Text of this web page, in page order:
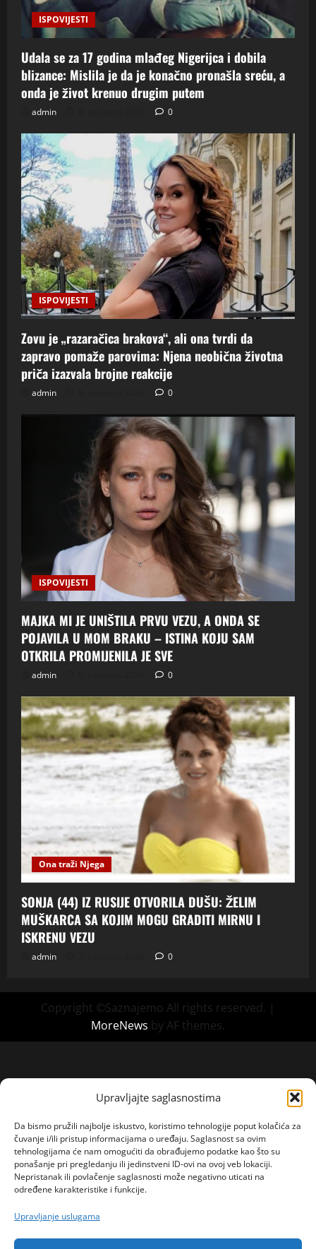
Upravljajte saglasnostima
Da bismo pružili najbolje iskustvo, koristimo tehnologije poput kolačića za
čuvanje i/ili pristup informacijama o uređaju. Saglasnost sa ovim
tehnologijama će nam omogućiti da obrađujemo podatke kao što su
ponašanje pri pregledanju ili jedinstveni ID-ovi na ovoj veb lokaciji.
Nepristanak ili povlačenje saglasnosti može negativno uticati na
određene karakteristike i funkcije.
Upravljanje uslugama
ISPOVIJESTI
Udala se za 17 godina mlađeg Nigerijca i dobila
blizance: Mislila je da je konačno pronašla sreću, a
onda je život krenuo drugim putem
admin 0
ISPOVIJESTI
Zovu je „razaračica brakova“, ali ona tvrdi da
zapravo pomaže parovima: Njena neobična životna
priča izazvala brojne reakcije
admin 0
ISPOVIJESTI
MAJKA MI JE UNIŠTILA PRVU VEZU, A ONDA SE
POJAVILA U MOM BRAKU – ISTINA KOJU SAM
OTKRILA PROMIJENILA JE SVE
admin 0
Ona traži Njega
SONJA (44) IZ RUSIJE OTVORILA DUŠU: ŽELIM
MUŠKARCA SA KOJIM MOGU GRADITI MIRNU I
ISKRENU VEZU
admin 0
Copyright ©Saznajemo All rights reserved. |
MoreNews by AF themes.